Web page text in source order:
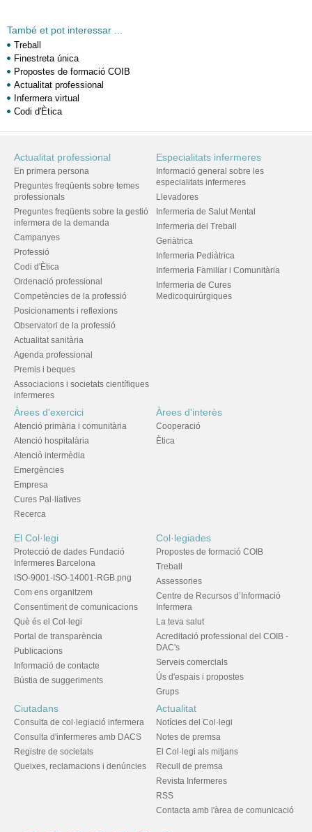
També et pot interessar ...
Treball
Finestreta única
Propostes de formació COIB
Actualitat professional
Infermera virtual
Codi d'Ètica
Actualitat professional
En primera persona
Preguntes freqüents sobre temes
professionals
Preguntes freqüents sobre la gestió
infermera de la demanda
Campanyes
Professió
Codi d'Ètica
Ordenació professional
Competències de la professió
Posicionaments i reflexions
Observatori de la professió
Actualitat sanitària
Agenda professional
Premis i beques
Associacions i societats científiques
infermeres
Especialitats infermeres
Informació general sobre les
especialitats infermeres
Llevadores
Infermeria de Salut Mental
Infermeria del Treball
Geriàtrica
Infermeria Pediàtrica
Infermeria Familiar i Comunitària
Infermeria de Cures
Medicoquirúrgiques
Àrees d'exercici
Atenció primària i comunitària
Atenció hospitalària
Atenció intermèdia
Emergències
Empresa
Cures Pal·liatives
Recerca
Àrees d'interès
Cooperació
Ètica
El Col·legi
Protecció de dades Fundació
Infermeres Barcelona
ISO-9001-ISO-14001-RGB.png
Com ens organitzem
Consentiment de comunicacions
Què és el Col·legi
Portal de transparència
Publicacions
Informació de contacte
Bústia de suggeriments
Col·legiades
Propostes de formació COIB
Treball
Assessories
Centre de Recursos d’Informació
Infermera
La teva salut
Acreditació professional del COIB -
DAC's
Serveis comercials
Ús d'espais i propostes
Grups
Ciutadans
Consulta de col·legiació infermera
Consulta d'infermeres amb DACS
Registre de societats
Queixes, reclamacions i denúncies
Actualitat
Notícies del Col·legi
Notes de premsa
El Col·legi als mitjans
Recull de premsa
Revista Infermeres
RSS
Contacta amb l'àrea de comunicació